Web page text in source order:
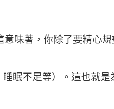
意味著，你除了要精心
眠不足等）。這也就